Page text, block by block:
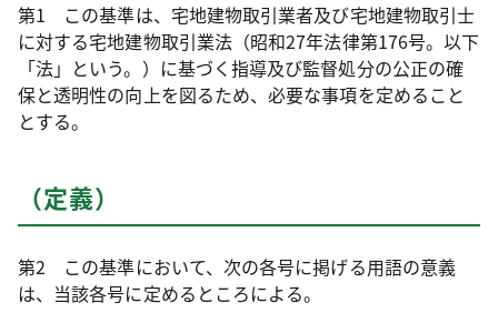
第1 この基準は、宅地建物取引業者及び宅地建物取引士
に対する宅地建物取引業法（昭和27年法律第176号。以下
「法」という。）に基づく指導及び監督処分の公正の確
保と透明性の向上を図るため、必要な事項を定めること
とする。
（定義）
第2 この基準において、次の各号に掲げる用語の意義
は、当該各号に定めるところによる。